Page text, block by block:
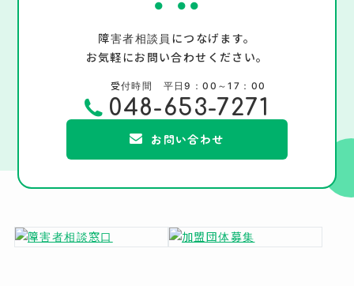
障害者相談員につなげます。
お気軽にお問い合わせください。
受付時間 平日9：00～17：00
048-653-7271
お問い合わせ